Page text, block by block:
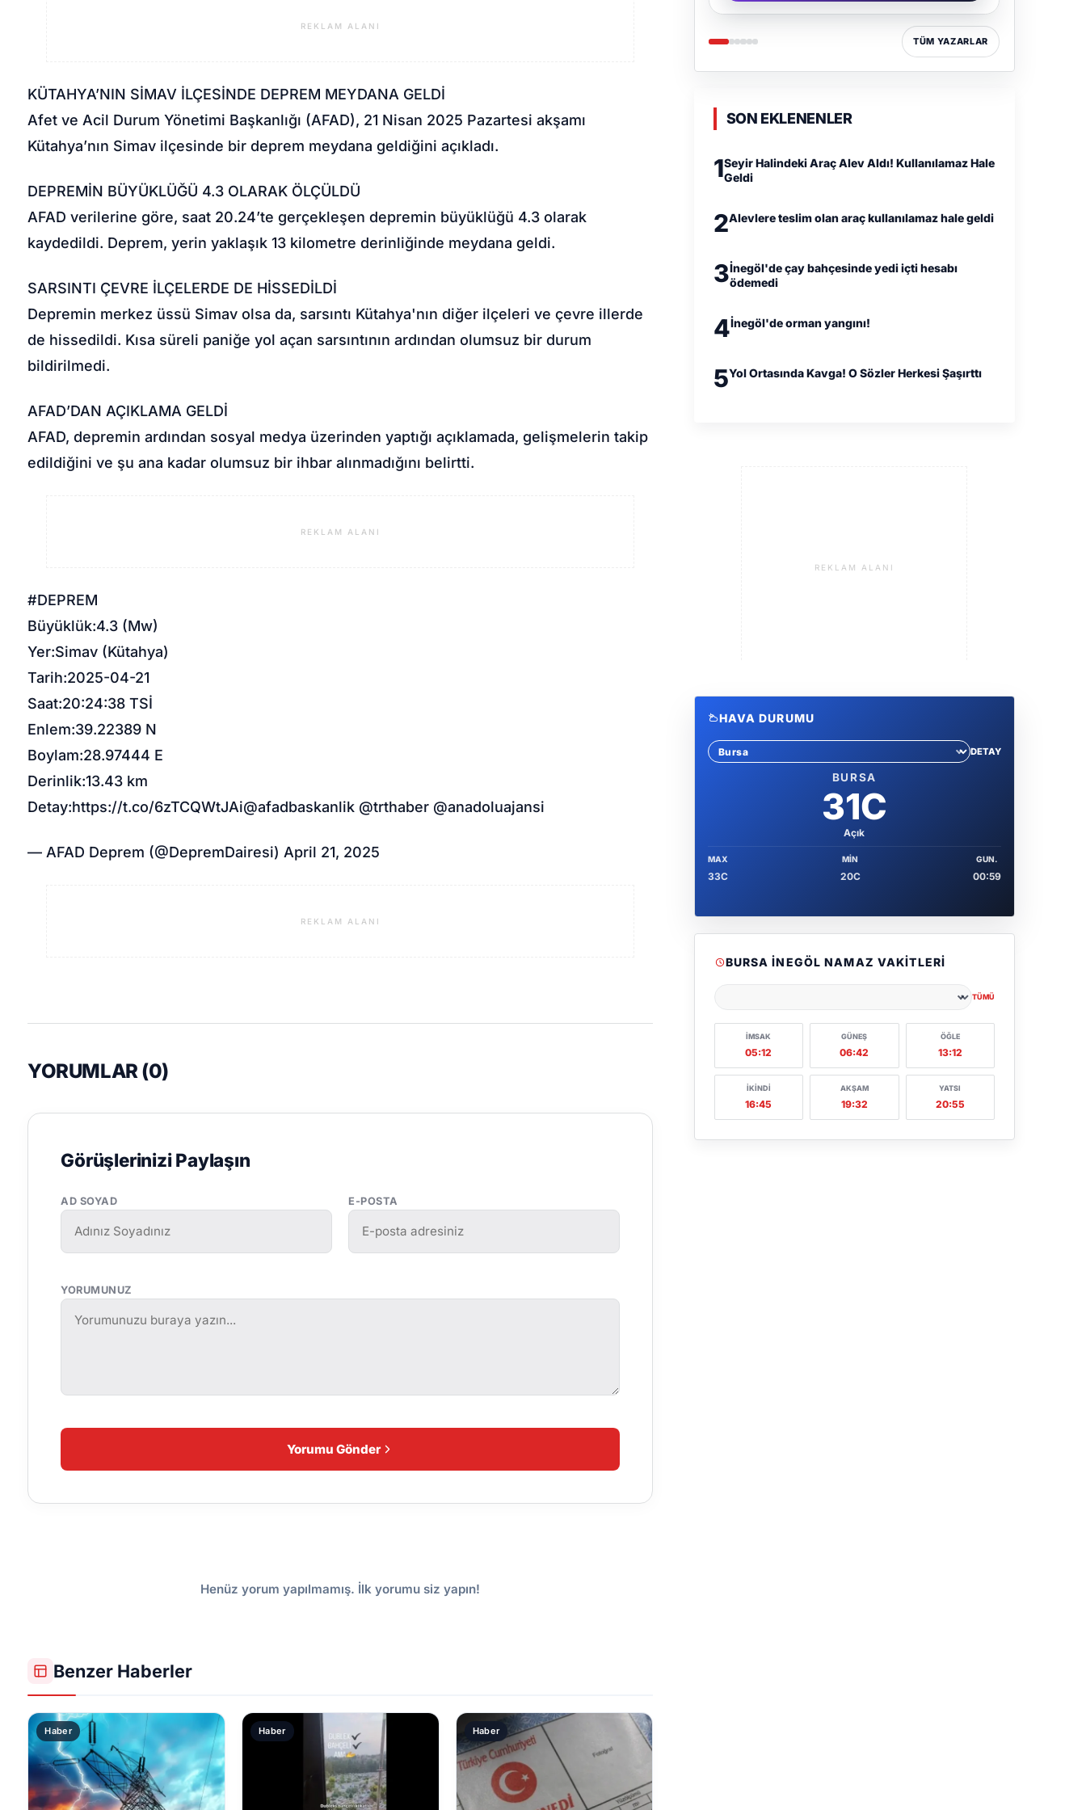
REKLAM ALANI
KÜTAHYA’NIN SİMAV İLÇESİNDE DEPREM MEYDANA GELDİ
Afet ve Acil Durum Yönetimi Başkanlığı (AFAD), 21 Nisan 2025 Pazartesi akşamı
Kütahya’nın Simav ilçesinde bir deprem meydana geldiğini açıkladı.
DEPREMİN BÜYÜKLÜĞÜ 4.3 OLARAK ÖLÇÜLDÜ
AFAD verilerine göre, saat 20.24’te gerçekleşen depremin büyüklüğü 4.3 olarak
kaydedildi. Deprem, yerin yaklaşık 13 kilometre derinliğinde meydana geldi.
SARSINTI ÇEVRE İLÇELERDE DE HİSSEDİLDİ
Depremin merkez üssü Simav olsa da, sarsıntı Kütahya'nın diğer ilçeleri ve çevre illerde
de hissedildi. Kısa süreli paniğe yol açan sarsıntının ardından olumsuz bir durum
bildirilmedi.
AFAD’DAN AÇIKLAMA GELDİ
AFAD, depremin ardından sosyal medya üzerinden yaptığı açıklamada, gelişmelerin takip
edildiğini ve şu ana kadar olumsuz bir ihbar alınmadığını belirtti.
REKLAM ALANI
#DEPREM
Büyüklük:4.3 (Mw)
Yer:Simav (Kütahya)
Tarih:2025-04-21
Saat:20:24:38 TSİ
Enlem:39.22389 N
Boylam:28.97444 E
Derinlik:13.43 km
Detay:https://t.co/6zTCQWtJAi@afadbaskanlik @trthaber @anadoluajansi
— AFAD Deprem (@DepremDairesi) April 21, 2025
REKLAM ALANI
YORUMLAR (0)
Görüşlerinizi Paylaşın
AD SOYAD E-POSTA
YORUMUNUZ
Yorumu Gönder
Henüz yorum yapılmamış. İlk yorumu siz yapın!
Benzer Haberler
Haber Haber Haber
TÜM YAZARLAR
SON EKLENENLER
1Seyir Halindeki Araç Alev Aldı! Kullanılamaz Hale
Geldi
2Alevlere teslim olan araç kullanılamaz hale geldi
3İnegöl'de çay bahçesinde yedi içti hesabı
ödemedi
4İnegöl'de orman yangını!
5Yol Ortasında Kavga! O Sözler Herkesi Şaşırttı
REKLAM ALANI
HAVA DURUMU
Sehir sec
DETAY
BURSA
31C
Açık
MAX
33C
MIN
20C
GUN.
00:59
BURSA İNEGÖL NAMAZ VAKITLERI
TÜMÜ
İMSAK
05:12
GÜNEŞ
06:42
ÖĞLE
13:12
İKINDI
16:45
AKŞAM
19:32
YATSI
20:55